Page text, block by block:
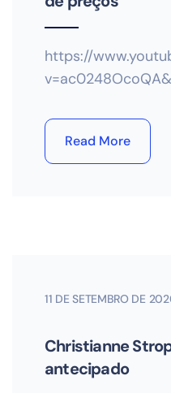
https://
Read More
11 DE SETEMBRO DE
Christianne
antecipado